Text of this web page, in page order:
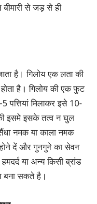
से जड़ से ही
है। गिलोय एक लता की
है। गिलोय की एक फुट
मिलाकर इसे 10-
इसमे इसके तत्व न घुल
नमक या काला नमक
दें और गुनगुने का सेवन
या अन्य किसी ब्रांड
बना सकते है।